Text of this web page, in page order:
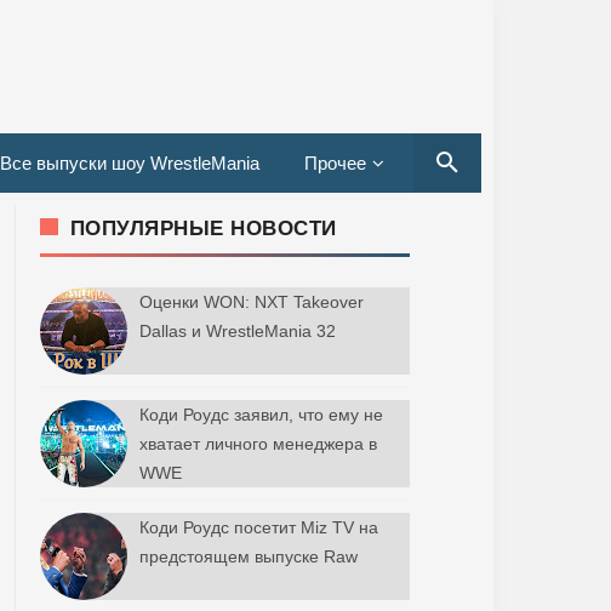
Все выпуски шоу WrestleMania Прочее
ПОПУЛЯРНЫЕ НОВОСТИ
Оценки WON: NXT Takeover
Dallas и WrestleMania 32
Коди Роудс заявил, что ему не
хватает личного менеджера в
WWE
Коди Роудс посетит Miz TV на
предстоящем выпуске Raw